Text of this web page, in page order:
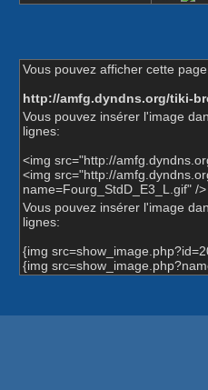
Vous pouvez afficher cette
http://amfg.dyndns.org/tiki-
Vous pouvez insérer l'image
lignes:
<img src="http://
<img src="http://
name=Fourg_StdD_E3_L.gif" />
Vous pouvez insérer l'image
lignes:
{img
{img